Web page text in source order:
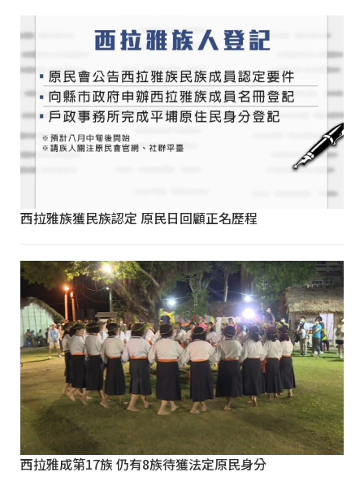
西拉雅族獲民族認定 原民日回顧正名歷程
西拉雅成第17族 仍有8族待獲法定原民身分